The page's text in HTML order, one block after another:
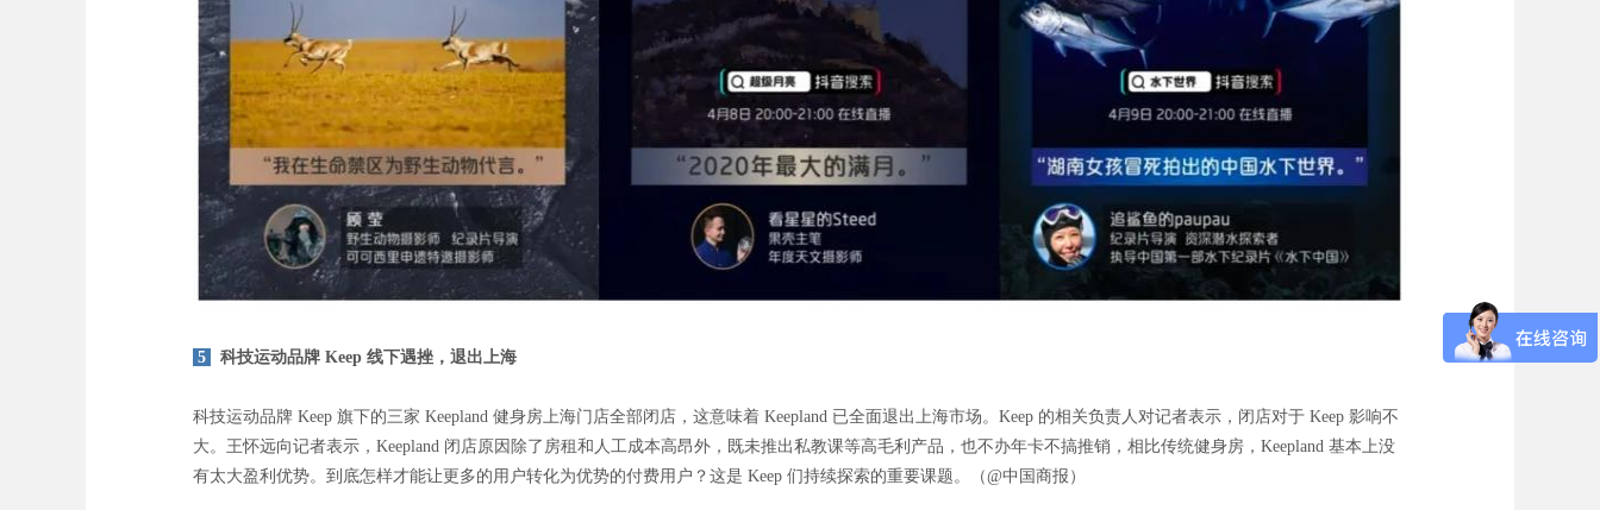
5 科技运动品牌 Keep 线下遇挫，退出上海
科技运动品牌 Keep 旗下的三家 Keepland 健身房上海门店全部闭店，这意味着 Keepland 已全面退出上海市场。Keep 的相关负责人对记者表示，闭店对于 Keep 影响不
大。王怀远向记者表示，Keepland 闭店原因除了房租和人工成本高昂外，既未推出私教课等高毛利产品，也不办年卡不搞推销，相比传统健身房，Keepland 基本上没
有太大盈利优势。到底怎样才能让更多的用户转化为优势的付费用户？这是 Keep 们持续探索的重要课题。（@中国商报）